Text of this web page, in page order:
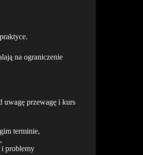
na ograniczenie
uwagę przewagę i kurs
terminie,
i problemy